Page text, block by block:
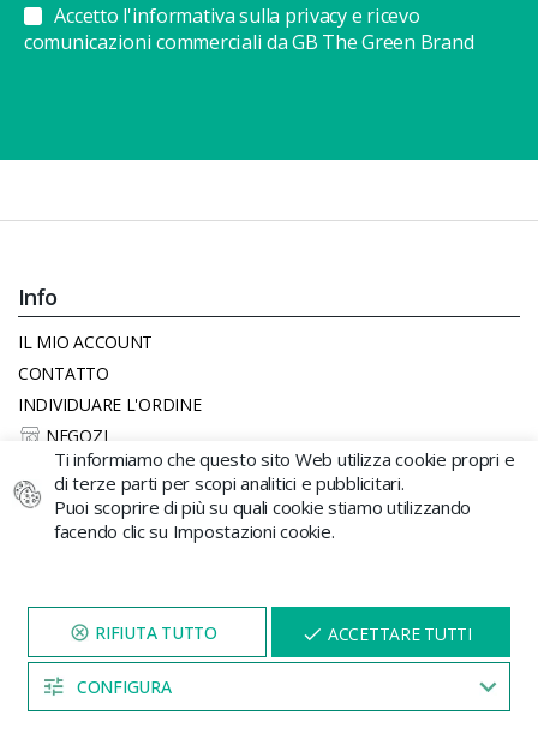
Accetto l'informativa sulla privacy e ricevo
comunicazioni commerciali da GB The Green Brand
Info
IL MIO ACCOUNT
CONTATTO
INDIVIDUARE L'ORDINE
NEGOZI
CHI SIAMO
LAVORA CON NOI
BLOG
Acquistare
COSTI E CONDIZIONI DI SPEDIZIONE
REGALO SICURO
Ti informiamo che questo sito Web utilizza cookie propri e
di terze parti per scopi analitici e pubblicitari.
Puoi scoprire di più su quali cookie stiamo utilizzando
facendo clic su Impostazioni cookie.
CONFIGURA
ACCETTARE TUTTI
VISITA IL NOSTRO SITO
PER 5 MINUTI E QUI
APPARIRÀ UNOSCONTO
04:52